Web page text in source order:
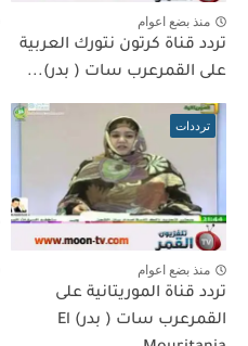
منذ بضع اعوام
تردد قناة كرتون نتورك العربية
على القمرعرب سات ( بدر)...
ترددات
منذ بضع اعوام
تردد قناة الموريتانية على
القمرعرب سات ( بدر) El